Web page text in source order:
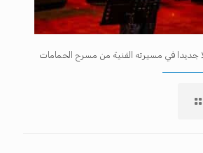
في مسيرته الفنية من مسرح الحمامات